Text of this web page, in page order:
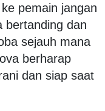
pemain jangan
bertanding dan
sejauh mana
berharap
dan siap saat